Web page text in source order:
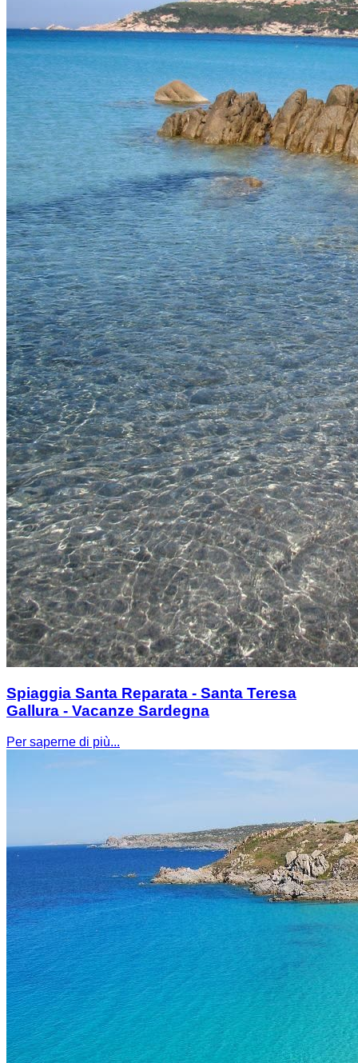
Spiaggia Santa Reparata - Santa Teresa
Gallura - Vacanze Sardegna
Per saperne di più...